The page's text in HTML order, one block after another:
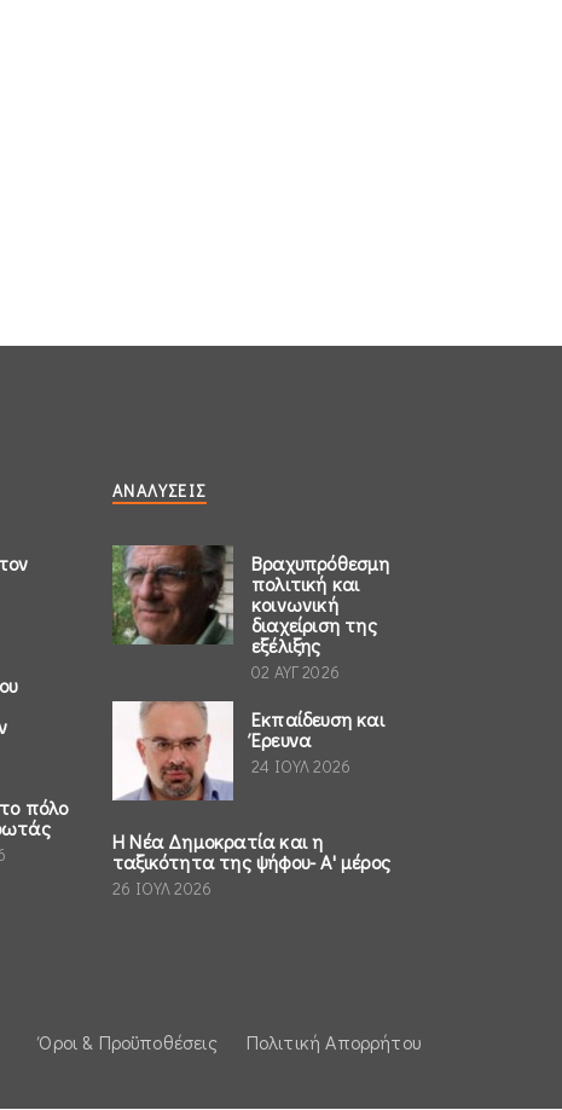
πόλο
ΑΝΑΛΎΣΕΙΣ
Βραχυπρόθεσμη
πολιτική και
κοινωνική
διαχείριση της
εξέλιξης
02 ΑΥΓ 2026
Εκπαίδευση και
Έρευνα
24 ΙΟΥΛ 2026
Η Νέα Δημοκρατία και η
ταξικότητα της ψήφου- Α' μέρος
26 ΙΟΥΛ 2026
Όροι & Προϋποθέσεις Πολιτική Απορρήτου